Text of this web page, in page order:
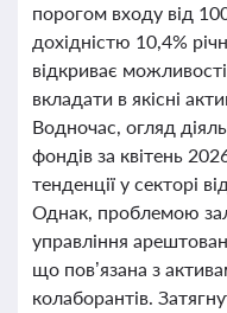
порогом входу від
дохідністю 10,4%
відкриває
вкладати в якісні
Водночас, огляд
фондів за квітень
тенденції у секторі
Однак, проблемою
управління
що пов’язана з
колаборантів.